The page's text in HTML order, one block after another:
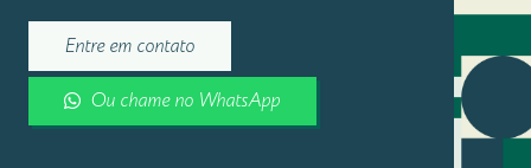
Entre em contato
Ou chame no WhatsApp